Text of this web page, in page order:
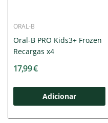
ORAL-B
Oral-B PRO Kids3+ Frozen
Recargas x4
17,99 €
Adicionar